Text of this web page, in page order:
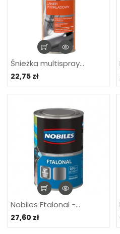
Śnieżka multispray...
22,75 zł
Nobiles Ftalonal -...
27,60 zł